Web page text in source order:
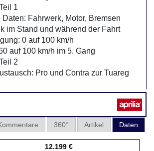
1
Fahrwerk, Motor, Bremsen
im Stand und während der Fahrt
0 auf 100 km/h
auf 100 km/h im 5. Gang
2
Pro und Contra zur Tuareg
Daten
Artikel
360°
12.199 €